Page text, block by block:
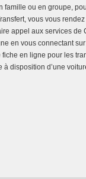
famille ou en groupe,
vous vous
appel aux services de
en vous connectant
en ligne pour les
disposition d’une